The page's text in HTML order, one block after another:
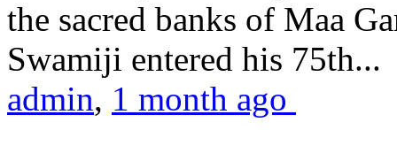
the sacred banks of Maa
Swamiji entered his 75th...
admin, 1 month ago